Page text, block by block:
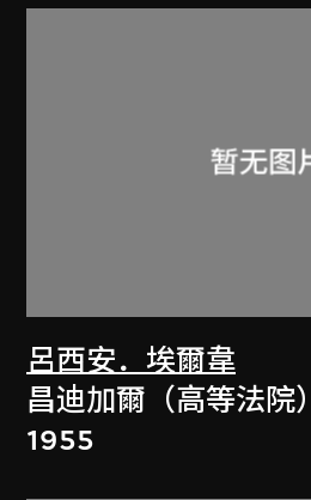
呂西安．埃爾韋
昌迪加爾（高等法院）
1955